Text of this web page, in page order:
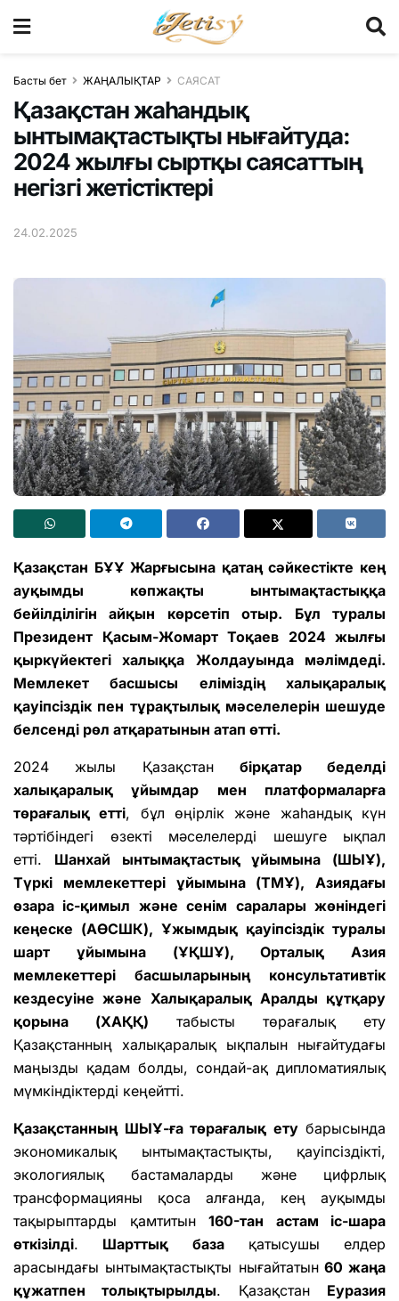
Басты бет ЖАҢАЛЫҚТАР САЯСАТ
Қазақстан жаһандық
ынтымақтастықты нығайтуда:
2024 жылғы сыртқы саясаттың
негізгі жетістіктері
24.02.2025
Қазақстан БҰҰ Жарғысына қатаң сәйкестікте кең
ауқымды көпжақты ынтымақтастыққа
бейілділігін айқын көрсетіп отыр. Бұл туралы
Президент Қасым-Жомарт Тоқаев 2024 жылғы
қыркүйектегі халыққа Жолдауында мәлімдеді.
Мемлекет басшысы еліміздің халықаралық
қауіпсіздік пен тұрақтылық мәселелерін шешуде
белсенді рөл атқаратынын атап өтті.
2024 жылы Қазақстан бірқатар беделді
халықаралық ұйымдар мен платформаларға
төрағалық етті, бұл өңірлік және жаһандық күн
тәртібіндегі өзекті мәселелерді шешуге ықпал
етті. Шанхай ынтымақтастық ұйымына (ШЫҰ),
Түркі мемлекеттері ұйымына (ТМҰ), Азиядағы
өзара іс-қимыл және сенім саралары жөніндегі
кеңеске (АӨСШК), Ұжымдық қауіпсіздік туралы
шарт ұйымына (ҰҚШҰ), Орталық Азия
мемлекеттері басшыларының консультативтік
кездесуіне және Халықаралық Аралды құтқару
қорына (ХАҚҚ) табысты төрағалық ету
Қазақстанның халықаралық ықпалын нығайтудағы
маңызды қадам болды, сондай-ақ дипломатиялық
мүмкіндіктерді кеңейтті.
Қазақстанның ШЫҰ-ға төрағалық етубарысында
экономикалық ынтымақтастықты, қауіпсіздікті,
экологиялық бастамаларды және цифрлық
трансформацияны қоса алғанда, кең ауқымды
тақырыптарды қамтитын 160-тан астам іс-шара
өткізілді. Шарттық базақатысушы елдер
арасындағы ынтымақтастықты нығайтатын60 жаңа
құжатпен толықтырылды. Қазақстан Еуразия